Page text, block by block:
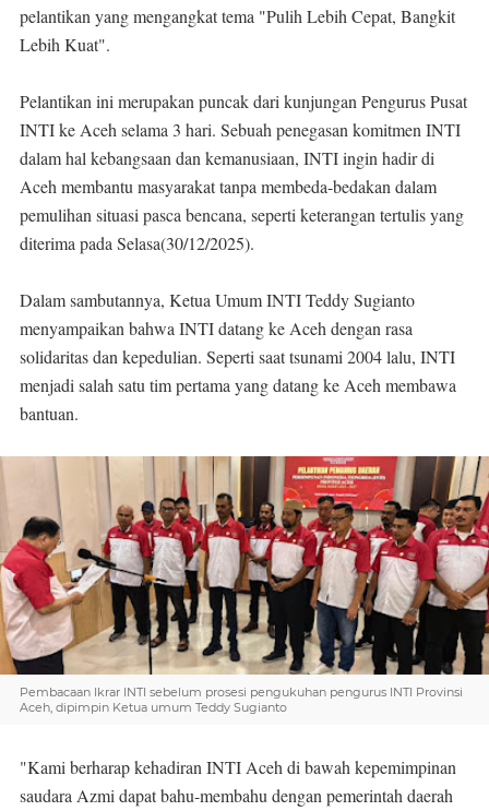
pelantikan yang mengangkat tema "Pulih Lebih Cepat, Bangkit
Lebih Kuat".
Pelantikan ini merupakan puncak dari kunjungan Pengurus Pusat
INTI ke Aceh selama 3 hari. Sebuah penegasan komitmen INTI
dalam hal kebangsaan dan kemanusiaan, INTI ingin hadir di
Aceh membantu masyarakat tanpa membeda-bedakan dalam
pemulihan situasi pasca bencana, seperti keterangan tertulis yang
diterima pada Selasa(30/12/2025).
Dalam sambutannya, Ketua Umum INTI Teddy Sugianto
menyampaikan bahwa INTI datang ke Aceh dengan rasa
solidaritas dan kepedulian. Seperti saat tsunami 2004 lalu, INTI
menjadi salah satu tim pertama yang datang ke Aceh membawa
bantuan.
Pembacaan Ikrar INTI sebelum prosesi pengukuhan pengurus INTI Provinsi
Aceh, dipimpin Ketua umum Teddy Sugianto
"Kami berharap kehadiran INTI Aceh di bawah kepemimpinan
saudara Azmi dapat bahu-membahu dengan pemerintah daerah